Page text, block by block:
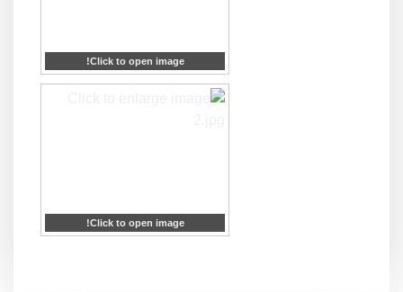
Click to open image!
Click to open image!